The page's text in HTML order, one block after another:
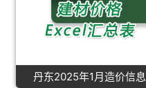
丹东2025年1月造价信息